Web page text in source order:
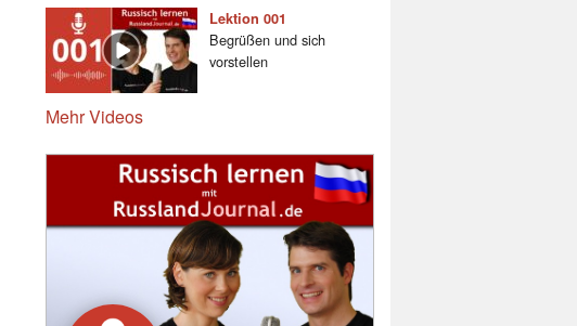
Lektion 001
Begrüßen und sich
vorstellen
Mehr Videos